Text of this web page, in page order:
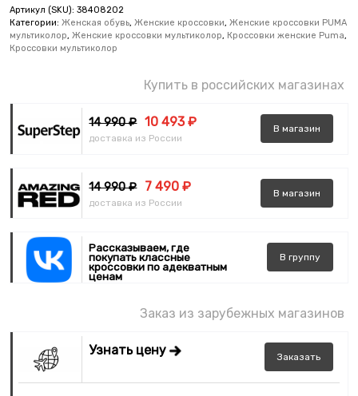
Артикул (SKU): 38408202
Категории: Женская обувь, Женские кроссовки, Женские кроссовки PUMA
мультиколор, Женские кроссовки мультиколор, Кроссовки женские Puma,
Кроссовки мультиколор
Купить в российских магазинах
14 990 ₽ 10 493 ₽
доставка из России
В магазин
14 990 ₽ 7 490 ₽
доставка из России
В магазин
Рассказываем, где
покупать классные
кроссовки по адекватным
ценам
В группу
Заказ из зарубежных магазинов
Узнать цену Заказать